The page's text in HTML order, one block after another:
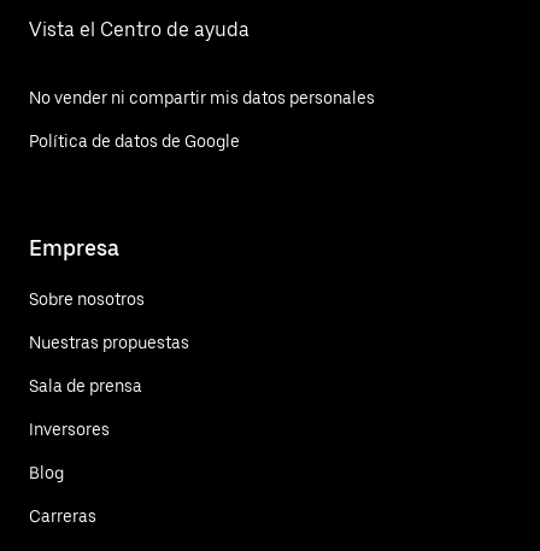
Vista el Centro de ayuda
No vender ni compartir mis datos personales
Política de datos de Google
Empresa
Sobre nosotros
Nuestras propuestas
Sala de prensa
Inversores
Blog
Carreras